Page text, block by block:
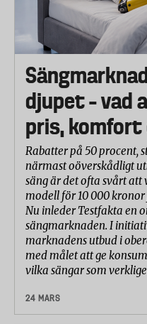
djupet – vad
pris,
Rabatter på 50 procent,
närmast oöverskådligt
säng är det ofta svårt att
modell för 10 000 kronor
Nu inleder Testfakta en
sängmarknaden. I
marknadens utbud i
med målet att ge
vilka sängar som
24 MARS